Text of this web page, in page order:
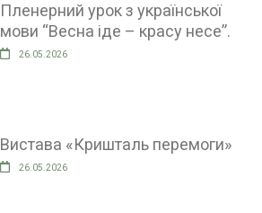
Пленерний урок з української
мови “Весна іде – красу несе”.
26.05.2026
Вистава «Кришталь перемоги»
26.05.2026